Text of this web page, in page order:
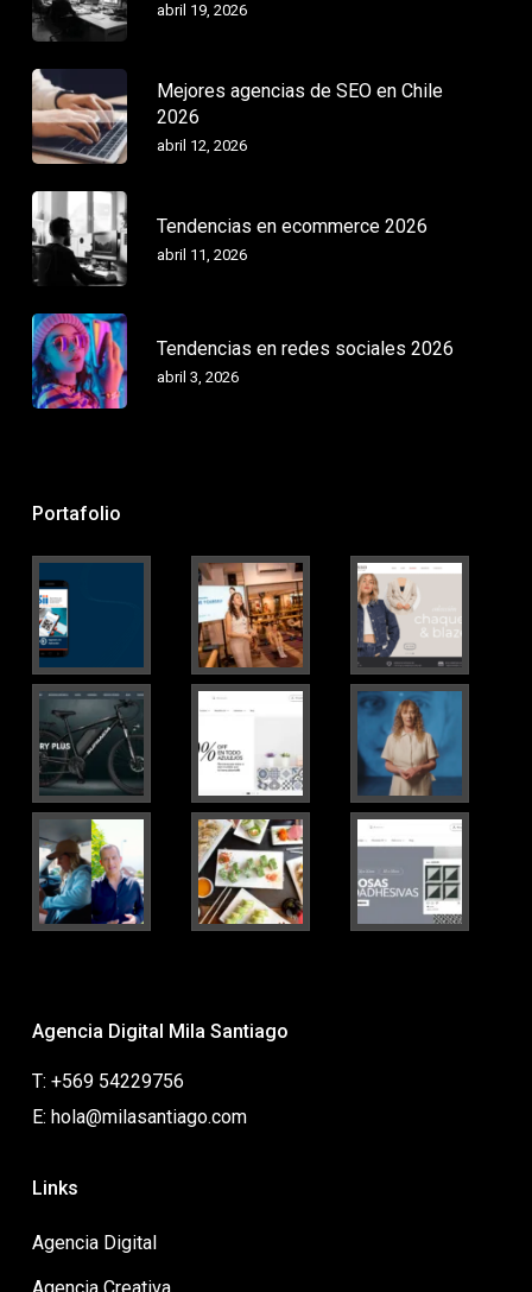
abril 19, 2026
Mejores agencias de SEO en Chile
2026
abril 12, 2026
Tendencias en ecommerce 2026
abril 11, 2026
Tendencias en redes sociales 2026
abril 3, 2026
Portafolio
Agencia Digital Mila Santiago
T: +569 54229756
E: hola@milasantiago.com
Links
Agencia Digital